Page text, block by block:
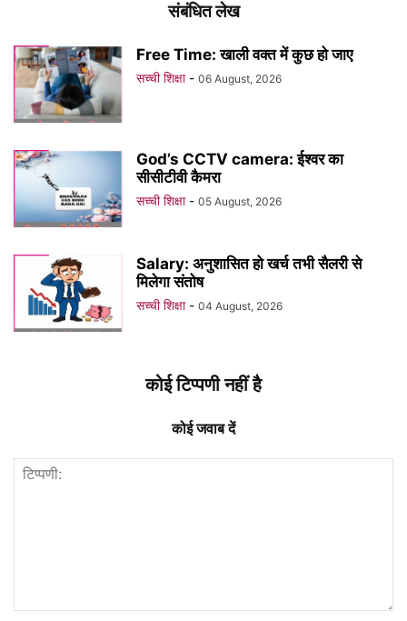
संबंधित लेख
Free Time: खाली वक्त में कुछ हो जाए
सच्ची शिक्षा - 06 August, 2026
God’s CCTV camera: ईश्वर का
सीसीटीवी कैमरा
सच्ची शिक्षा - 05 August, 2026
Salary: अनुशासित हो खर्च तभी सैलरी से
मिलेगा संतोष
सच्ची शिक्षा - 04 August, 2026
कोई टिप्पणी नहीं है
कोई जवाब दें